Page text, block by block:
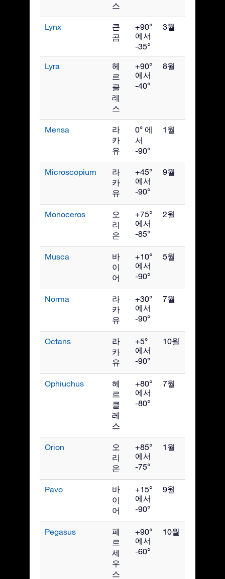
스
Lynx
큰
곰
+90°
에서
-35°
3월
Lyra
헤
르
클
레
스
+90°
에서
-40°
8월
Mensa
라
카
유
0° 에
서
-90°
1월
Microscopium
라
카
유
+45°
에서
-90°
9월
Monoceros
오
리
온
+75°
에서
-85°
2월
Musca
바
이
어
+10°
에서
-90°
5월
Norma
라
카
유
+30°
에서
-90°
7월
Octans
라
카
유
+5°
에서
-90°
10월
Ophiuchus
헤
르
클
레
스
+80°
에서
-80°
7월
Orion
오
리
온
+85°
에서
-75°
1월
Pavo
바
이
어
+15°
에서
-90°
9월
Pegasus
페
르
세
우
스
+90°
에서
-60°
10월